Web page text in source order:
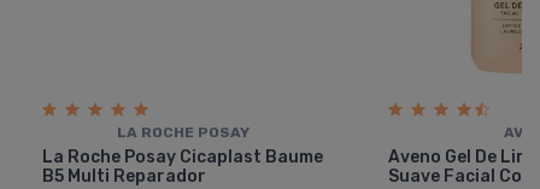
LA ROCHE POSAY
La Roche Posay Cicaplast Baume
B5 Multi Reparador
Aveno Gel De
Suave Facial